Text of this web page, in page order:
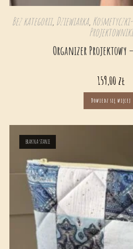
Bez kategorii, Dziewiarka,
Projektowniki
Organizer Projektowy
159,00 zł
Dowiedz się więcej
BRAK NA STANIE